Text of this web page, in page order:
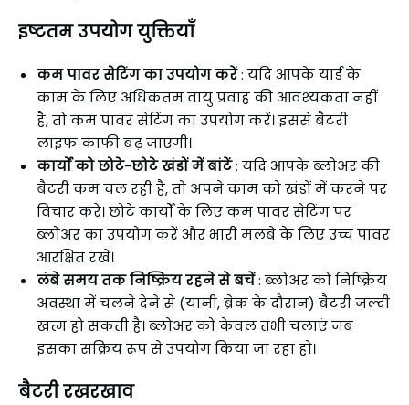
इष्टतम उपयोग युक्तियाँ
कम पावर सेटिंग का उपयोग करें: यदि आपके यार्ड के
काम के लिए अधिकतम वायु प्रवाह की आवश्यकता नहीं
है, तो कम पावर सेटिंग का उपयोग करें। इससे बैटरी
लाइफ काफी बढ़ जाएगी।
कार्यों को छोटे-छोटे खंडों में बांटें: यदि आपके ब्लोअर की
बैटरी कम चल रही है, तो अपने काम को खंडों में करने पर
विचार करें। छोटे कार्यों के लिए कम पावर सेटिंग पर
ब्लोअर का उपयोग करें और भारी मलबे के लिए उच्च पावर
आरक्षित रखें।
लंबे समय तक निष्क्रिय रहने से बचें: ब्लोअर को निष्क्रिय
अवस्था में चलने देने से (यानी, ब्रेक के दौरान) बैटरी जल्दी
खत्म हो सकती है। ब्लोअर को केवल तभी चलाएं जब
इसका सक्रिय रूप से उपयोग किया जा रहा हो।
बैटरी रखरखाव